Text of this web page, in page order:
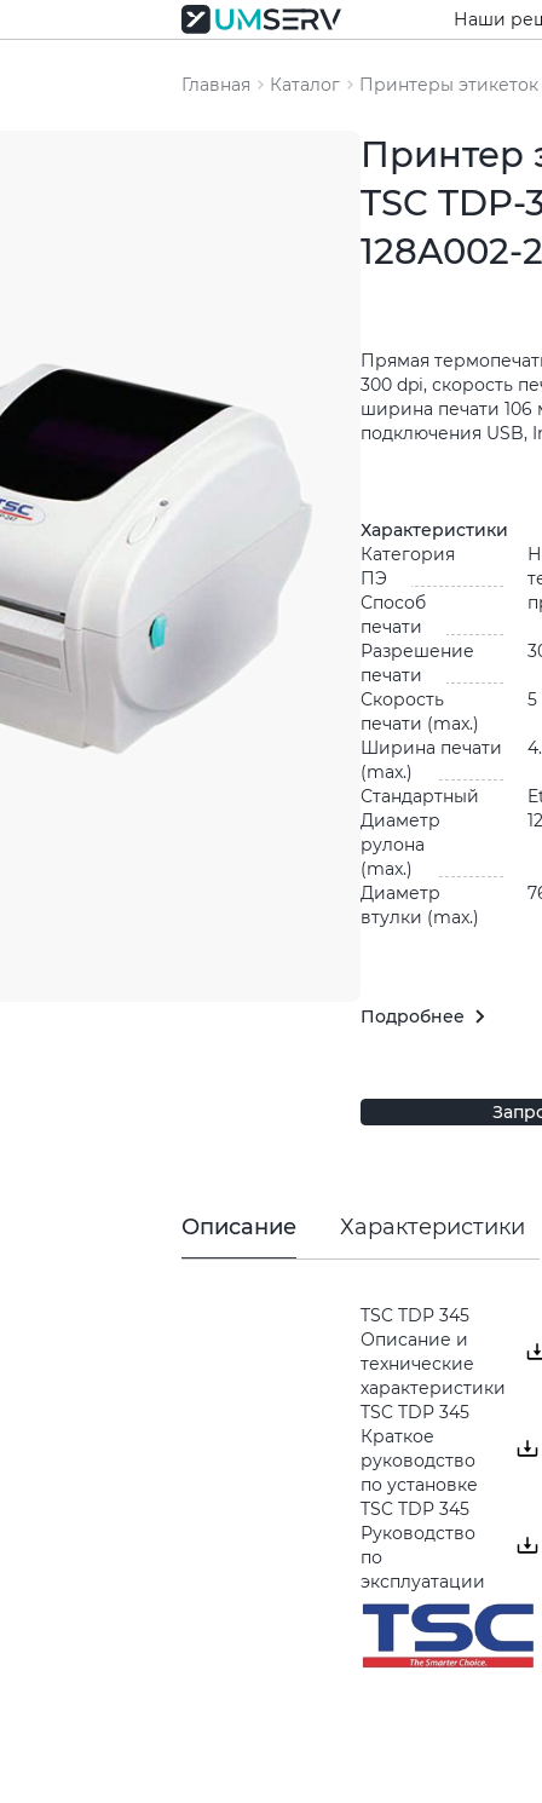
Наши
Главная Каталог Принтеры этикеток
Принтер
TSC TDP-
128A002-
Прямая
300 dpi, скорость
ширина печати
подключения USB,
Характеристики
Категория
ПЭ
Способ
печати
Разрешение
печати
Скорость
печати (max.)
5
Ширина печати
(max.)
Стандартный
Диаметр
рулона
(max.)
Диаметр
втулки (max.)
Подробнее
Описание Характеристики
TSC TDP 345
Описание и
технические
характеристики
TSC TDP 345
Краткое
руководство
по установке
TSC TDP 345
Руководство
по
эксплуатации